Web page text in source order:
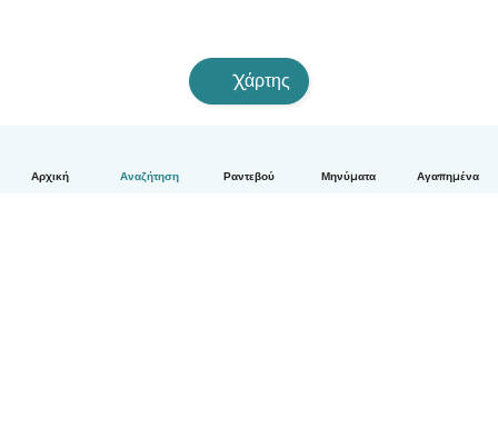
Αρχική Αναζήτηση Ραντεβού Μηνύματα Αγαπημένα
Χάρτης